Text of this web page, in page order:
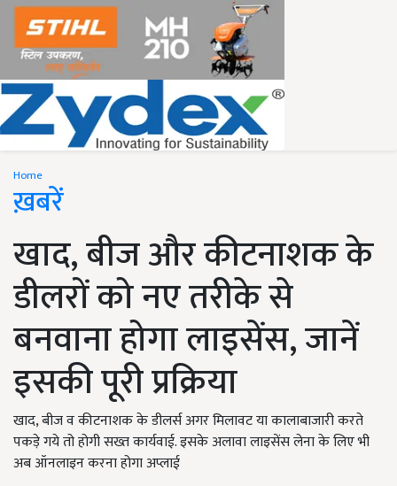
Home
ख़बरें
खाद, बीज और कीटनाशक के
डीलरों को नए तरीके से
बनवाना होगा लाइसेंस, जानें
इसकी पूरी प्रक्रिया
खाद, बीज व कीटनाशक के डीलर्स अगर मिलावट या कालाबाजारी करते
पकड़े गये तो होगी सख्त कार्यवाई. इसके अलावा लाइसेंस लेना के लिए भी
अब ऑनलाइन करना होगा अप्लाई